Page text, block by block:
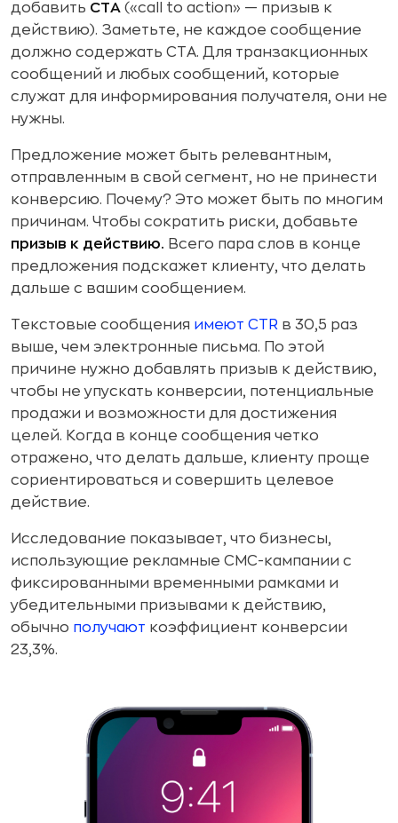
добавить СТА («call to action» — призыв к
действию). Заметьте, не каждое сообщение
должно содержать СТА. Для транзакционных
сообщений и любых сообщений, которые
служат для информирования получателя, они не
нужны.
Предложение может быть релевантным,
отправленным в свой сегмент, но не принести
конверсию. Почему? Это может быть по многим
причинам. Чтобы сократить риски, добавьте
призыв к действию. Всего пара слов в конце
предложения подскажет клиенту, что делать
дальше с вашим сообщением.
Текстовые сообщения имеют CTR в 30,5 раз
выше, чем электронные письма. По этой
причине нужно добавлять призыв к действию,
чтобы не упускать конверсии, потенциальные
продажи и возможности для достижения
целей. Когда в конце сообщения четко
отражено, что делать дальше, клиенту проще
сориентироваться и совершить целевое
действие.
Исследование показывает, что бизнесы,
использующие рекламные СМС-кампании с
фиксированными временными рамками и
убедительными призывами к действию,
обычно получают коэффициент конверсии
23,3%.